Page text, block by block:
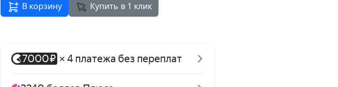
В корзину Купить в 1 клик